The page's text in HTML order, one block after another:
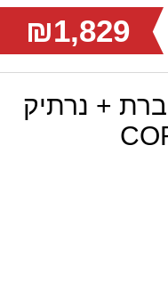
₪1,829
+ נרתיק